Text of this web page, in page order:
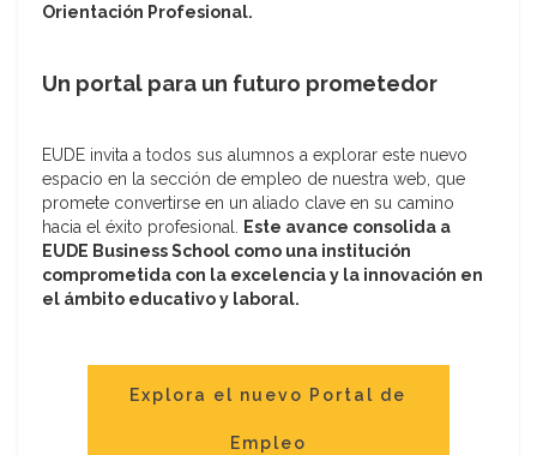
Orientación Profesional.
Un portal para un futuro prometedor
EUDE invita a todos sus alumnos a explorar este nuevo
espacio en la sección de empleo de nuestra web, que
promete convertirse en un aliado clave en su camino
hacia el éxito profesional. Este avance consolida a
EUDE Business School como una institución
comprometida con la excelencia y la innovación en
el ámbito educativo y laboral.
Explora el nuevo Portal de
Empleo